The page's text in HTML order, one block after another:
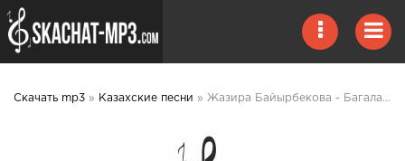
Скачать mp3 » Казахские песни » Жазира Байырбекова - Багала mp3 скачать